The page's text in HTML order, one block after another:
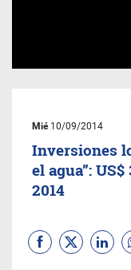
Mié10/09/2014
Inversiones
el agua”:
2014